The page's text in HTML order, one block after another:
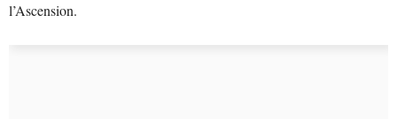
l’Ascension.